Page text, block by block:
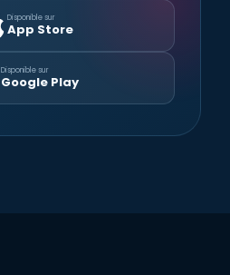
Disponible sur
App Store
Disponible sur
Google Play